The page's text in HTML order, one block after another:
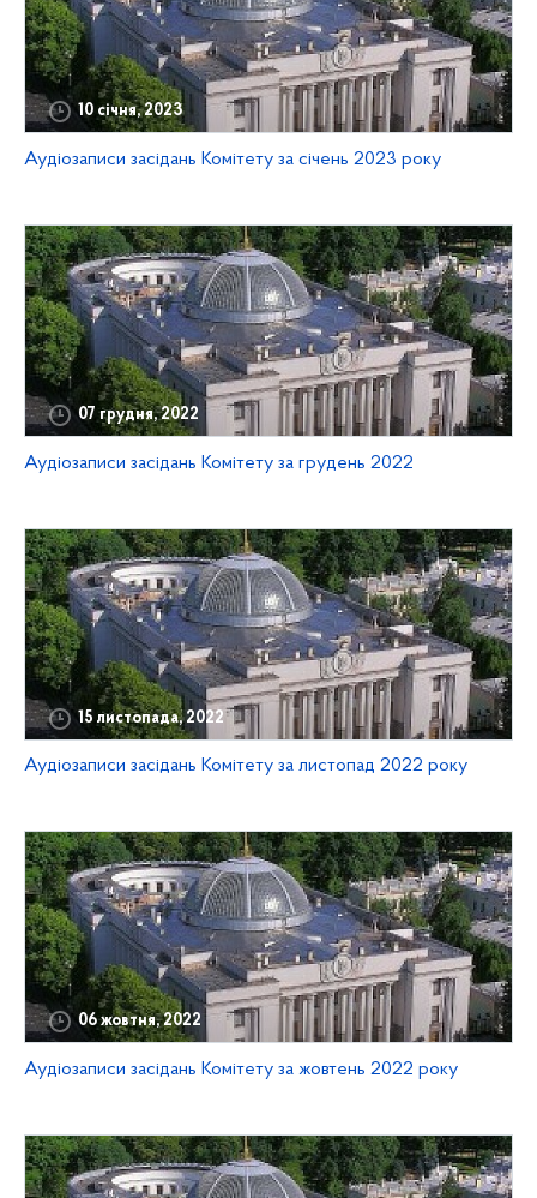
10 січня, 2023
Аудіозаписи засідань Комітету за січень 2023 року
07 грудня, 2022
Аудіозаписи засідань Комітету за грудень 2022
15 листопада, 2022
Аудіозаписи засідань Комітету за листопад 2022 року
06 жовтня, 2022
Аудіозаписи засідань Комітету за жовтень 2022 року